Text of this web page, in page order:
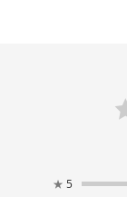
★ 5